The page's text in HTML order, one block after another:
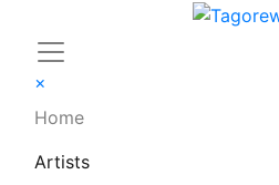
×
Home
Artists